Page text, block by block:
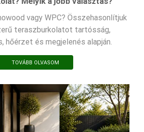
vagy WPC? Összehasonlítjuk
teraszburkolatot tartósság,
hőérzet és megjelenés alapján.
TOVÁBB OLVASOM